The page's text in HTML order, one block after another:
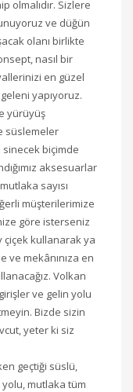
olmalıdır. Sizlere
ve düğün
olanı birlikte
nasıl bir
en güzel
yapıyoruz.
yürüyüş
süslemeler
sinecek biçimde
aksesuarlar
sayısı
müşterilerimize
göre isterseniz
çiçek kullanarak ya
ve mekânınıza en
Volkan
ve gelin yolu
Bizde sizin
yeter ki siz
geçtiği süslü,
mutlaka tüm